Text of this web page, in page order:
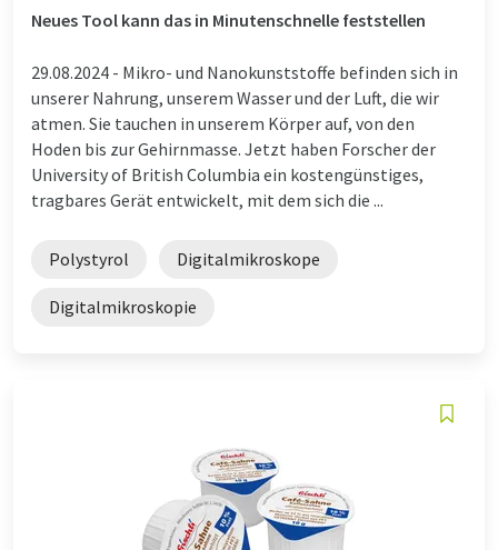
Neues Tool kann das in Minutenschnelle feststellen
29.08.2024 - Mikro- und Nanokunststoffe befinden sich in
unserer Nahrung, unserem Wasser und der Luft, die wir
atmen. Sie tauchen in unserem Körper auf, von den
Hoden bis zur Gehirnmasse. Jetzt haben Forscher der
University of British Columbia ein kostengünstiges,
tragbares Gerät entwickelt, mit dem sich die ...
Polystyrol Digitalmikroskope
Digitalmikroskopie